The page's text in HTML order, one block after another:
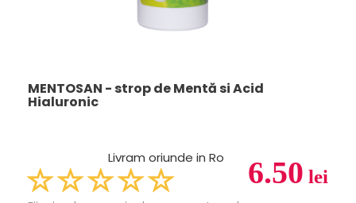
MENTOSAN - strop de Mentă si Acid
Hialuronic
6.50 lei
Livram oriunde in Ro